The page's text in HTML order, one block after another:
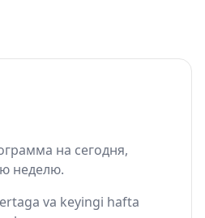
на сегодня,
неделю.
va keyingi hafta